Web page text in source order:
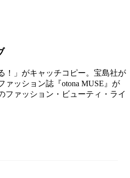
！」がキャッチコピー。宝島社が
ァッション誌『otona MUSE』が
ファッション・ビューティ・ライ